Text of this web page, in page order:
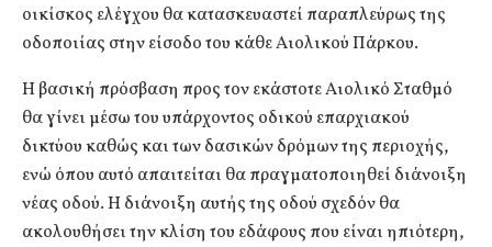
οικίσκος ελέγχου θα κατασκευαστεί παραπλεύρως της
οδοποιίας στην είσοδο του κάθε Αιολικού Πάρκου.
Η βασική πρόσβαση προς τον εκάστοτε Αιολικό Σταθμό
θα γίνει μέσω του υπάρχοντος οδικού επαρχιακού
δικτύου καθώς και των δασικών δρόμων της περιοχής,
ενώ όπου αυτό απαιτείται θα πραγματοποιηθεί διάνοιξη
νέας οδού. Η διάνοιξη αυτής της οδού σχεδόν θα
ακολουθήσει την κλίση του εδάφους που είναι ηπιότερη,